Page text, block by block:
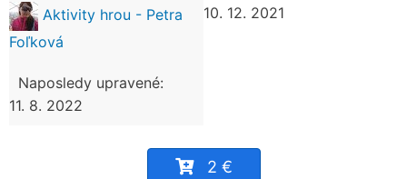
Aktivity hrou - Petra
Foľková
10. 12. 2021
Naposledy upravené:
11. 8. 2022
2 €